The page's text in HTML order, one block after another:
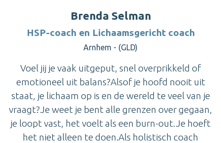
Brenda Selman
HSP-coach en Lichaamsgericht coach
Arnhem - (GLD)
Voel jij je vaak uitgeput, snel overprikkeld of
emotioneel uit balans?Alsof je hoofd nooit uit
staat, je lichaam op is en de wereld te veel van je
vraagt?Je weet je bent alle grenzen over gegaan,
je loopt vast, het voelt als een burn-out.Je hoeft
het niet alleen te doen.Als holistisch coach